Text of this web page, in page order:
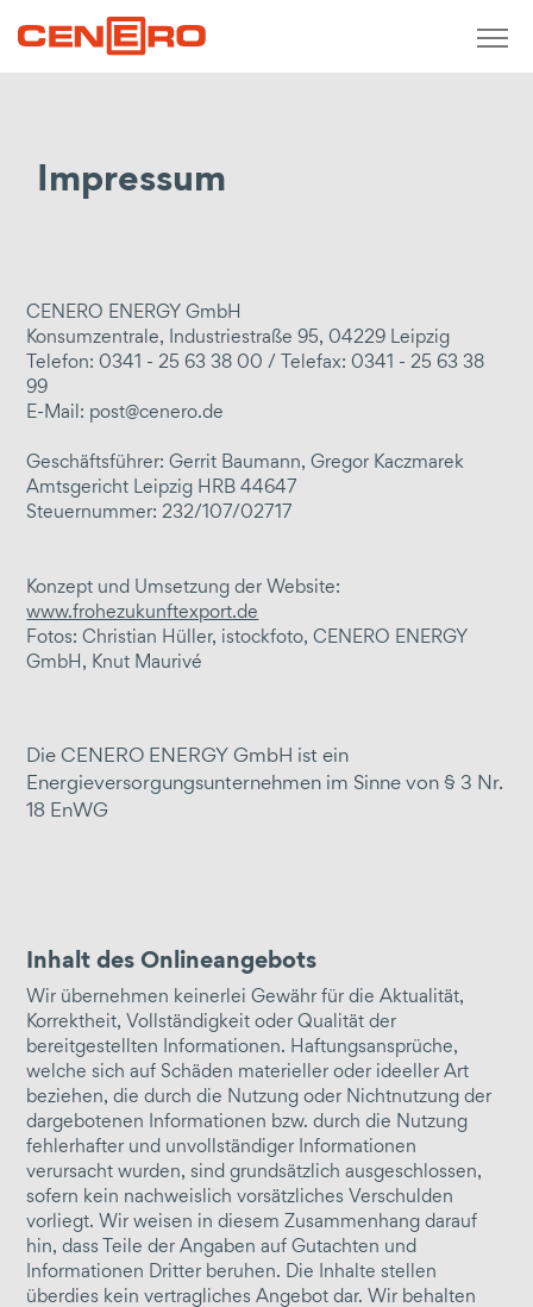
Zurück
Kurzzeit-Monitoring
Kalkulation Abnahmepreise
Messstellenbetrieb
konzipieren / planen / entwickeln
Consulting
wirtschaftliche, technische Beratung
Projektentwicklung
Energieeffizienzberatung
Wirtschaftlichkeitsberechnung
erzeugen / liefern / beschaffen
Netzbetrieb
Wärme
Kälte
Druckluft
Quartiersversorgung
BHKW
E-Mobility
abrechnen / managen / prüfen
Projektkoordination
Nebenkostenabrechnung
Impressum
CENERO ENERGY GmbH
Konsumzentrale, Industriestraße 95, 04229 Leipzig
Telefon: 0341 - 25 63 38 00 / Telefax: 0341 - 25 63 38
99
E-Mail: post@cenero.de
Geschäftsführer: Gerrit Baumann, Gregor Kaczmarek
Amtsgericht Leipzig HRB 44647
Steuernummer: 232/107/02717
Konzept und Umsetzung der Website:
www.frohezukunftexport.de
Fotos: Christian Hüller, istockfoto, CENERO ENERGY
GmbH, Knut Maurivé
Die CENERO ENERGY GmbH ist ein
Energieversorgungsunternehmen im Sinne von § 3 Nr.
18 EnWG
Inhalt des Onlineangebots
Wir übernehmen keinerlei Gewähr für die Aktualität,
Korrektheit, Vollständigkeit oder Qualität der
bereitgestellten Informationen. Haftungsansprüche,
welche sich auf Schäden materieller oder ideeller Art
beziehen, die durch die Nutzung oder Nichtnutzung der
dargebotenen Informationen bzw. durch die Nutzung
fehlerhafter und unvollständiger Informationen
verursacht wurden, sind grundsätzlich ausgeschlossen,
sofern kein nachweislich vorsätzliches Verschulden
vorliegt. Wir weisen in diesem Zusammenhang darauf
hin, dass Teile der Angaben auf Gutachten und
Informationen Dritter beruhen. Die Inhalte stellen
überdies kein vertragliches Angebot dar. Wir behalten